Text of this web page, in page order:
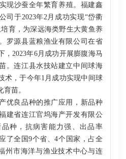
现沙蚕全年繁育养殖。福建鑫
司于2023年2月成功实现“岱衢
育，为深远海类野生大黄鱼养
罗源县蓝粮渔业有限公司在省
，2023年6月成功开展膨腹海马
。连江县水技站建立中间球海
术，于今年1月成功实现中间球
苗。
良品种的推广应用，新品种
建省连江官坞海产开发有限公
种，抗病害能力强、出品率
了全国9个省、4个国家，占全
州市海洋与渔业技术中心与连